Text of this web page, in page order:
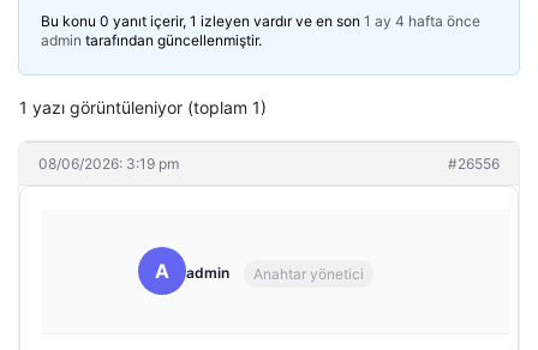
Bu konu 0 yanıt içerir, 1 izleyen vardır ve en son 1 ay 4 hafta önce
admin tarafından güncellenmiştir.
1 yazı görüntüleniyor (toplam 1)
08/06/2026: 3:19 pm #26556
A admin Anahtar yönetici